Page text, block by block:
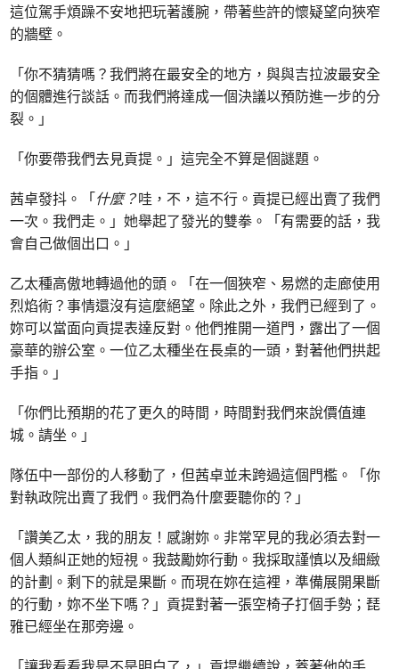
這位駕手煩躁不安地把玩著護腕，帶著些許的懷疑望向狹窄
的牆壁。
「你不猜猜嗎？我們將在最安全的地方，與與吉拉波最安全
的個體進行談話。而我們將達成一個決議以預防進一步的分
裂。」
「你要帶我們去見貢提。」這完全不算是個謎題。
茜卓發抖。「什麼？哇，不，這不行。貢提已經出賣了我們
一次。我們走。」她舉起了發光的雙拳。「有需要的話，我
會自己做個出口。」
乙太種高傲地轉過他的頭。「在一個狹窄、易燃的走廊使用
烈焰術？事情還沒有這麼絕望。除此之外，我們已經到了。
妳可以當面向貢提表達反對。他們推開一道門，露出了一個
豪華的辦公室。一位乙太種坐在長桌的一頭，對著他們拱起
手指。」
「你們比預期的花了更久的時間，時間對我們來說價值連
城。請坐。」
隊伍中一部份的人移動了，但茜卓並未跨過這個門檻。「你
對執政院出賣了我們。我們為什麼要聽你的？」
「讚美乙太，我的朋友！感謝妳。非常罕見的我必須去對一
個人類糾正她的短視。我鼓勵妳行動。我採取謹慎以及細緻
的計劃。剩下的就是果斷。而現在妳在這裡，準備展開果斷
的行動，妳不坐下嗎？」貢提對著一張空椅子打個手勢；琵
雅已經坐在那旁邊。